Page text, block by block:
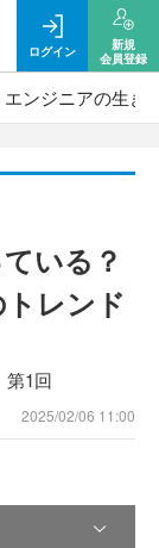
ログイン
新規
会員登録
エンジニアの生き
いる？
レンド
1回
2025/02/06 11:00